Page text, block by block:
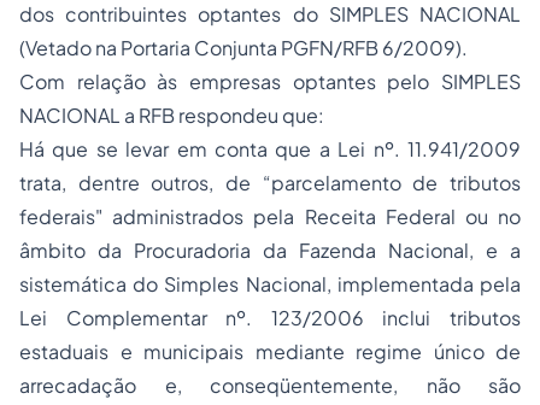
dos contribuintes optantes do SIMPLES NACIONAL
(Vetado na Portaria Conjunta PGFN/RFB 6/2009).
Com relação às empresas optantes pelo SIMPLES
NACIONAL a RFB respondeu que:
Há que se levar em conta que a Lei nº. 11.941/2009
trata, dentre outros, de “parcelamento de tributos
federais" administrados pela Receita Federal ou no
âmbito da Procuradoria da Fazenda Nacional, e a
sistemática do Simples Nacional, implementada pela
Lei Complementar nº. 123/2006 inclui tributos
estaduais e municipais mediante regime único de
arrecadação e, conseqüentemente, não são